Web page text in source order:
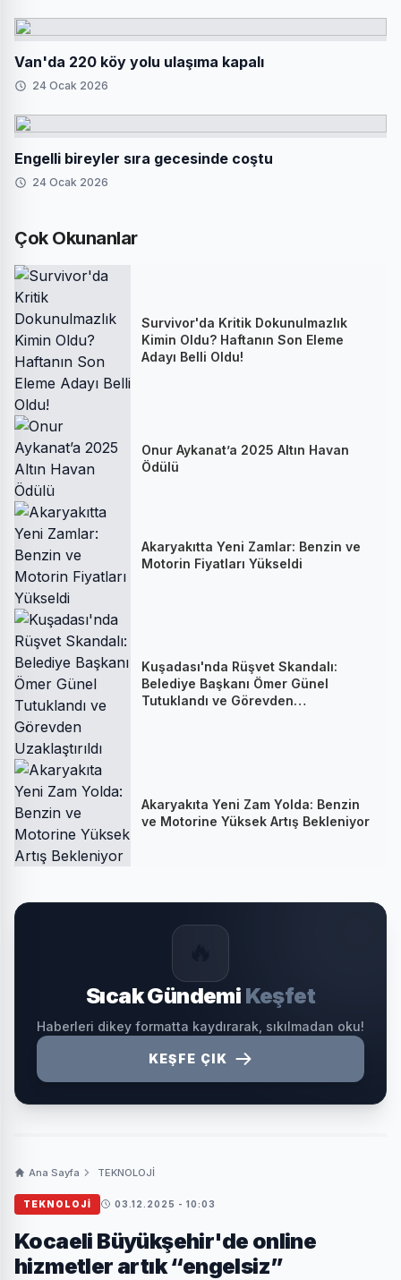
Van'da 220 köy yolu ulaşıma kapalı
24 Ocak 2026
Engelli bireyler sıra gecesinde coştu
24 Ocak 2026
Çok Okunanlar
Survivor'da Kritik Dokunulmazlık
Kimin Oldu? Haftanın Son Eleme
Adayı Belli Oldu!
Onur Aykanat’a 2025 Altın Havan
Ödülü
Akaryakıtta Yeni Zamlar: Benzin ve
Motorin Fiyatları Yükseldi
Kuşadası'nda Rüşvet Skandalı:
Belediye Başkanı Ömer Günel
Tutuklandı ve Görevden
Akaryakıta Yeni Zam Yolda: Benzin
ve Motorine Yüksek Artış Bekleniyor
Sıcak Gündemi Keşfet
Haberleri dikey formatta kaydırarak, sıkılmadan oku!
KEŞFE ÇIK
Ana Sayfa TEKNOLOJİ
TEKNOLOJİ 03.12.2025 - 10:03
Kocaeli Büyükşehir'de online
hizmetler artık “engelsiz”